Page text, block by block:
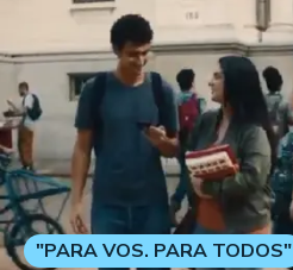
"PARA VOS. PARA TODOS"